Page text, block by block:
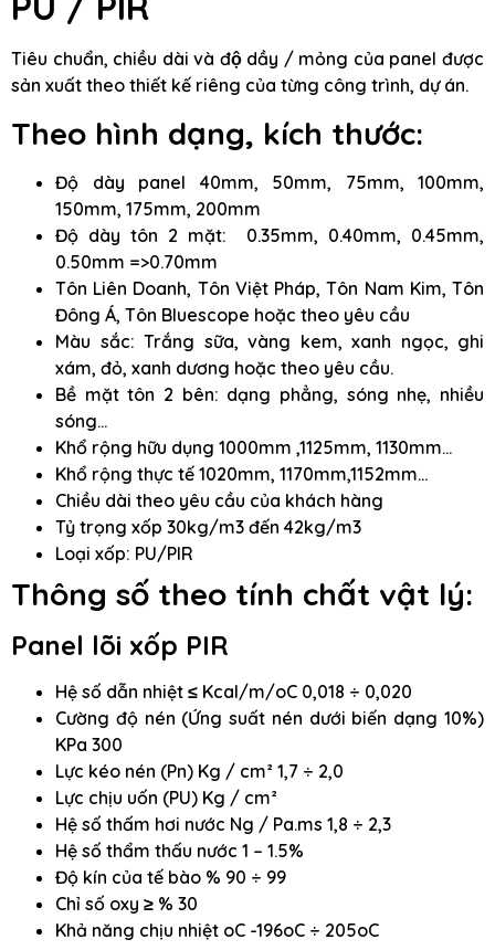
Tiêu chuẩn, chiều dài và độ dầy / mỏng của panel được
sản xuất theo thiết kế riêng của từng công trình, dự án.
Theo hình dạng, kích thước:
Độ dày panel 40mm, 50mm, 75mm, 100mm,
150mm, 175mm, 200mm
Độ dày tôn 2 mặt: 0.35mm, 0.40mm, 0.45mm,
0.50mm =>0.70mm
Tôn Liên Doanh, Tôn Việt Pháp, Tôn Nam Kim, Tôn
Đông Á, Tôn Bluescope hoặc theo yêu cầu
Màu sắc: Trắng sữa, vàng kem, xanh ngọc, ghi
xám, đỏ, xanh dương hoặc theo yêu cầu.
Bề mặt tôn 2 bên: dạng phẳng, sóng nhẹ, nhiều
sóng…
Khổ rộng hữu dụng 1000mm ,1125mm, 1130mm…
Khổ rộng thực tế 1020mm, 1170mm,1152mm…
Chiều dài theo yêu cầu của khách hàng
Tỷ trọng xốp 30kg/m3 đến 42kg/m3
Loại xốp: PU/PIR
Thông số theo tính chất vật lý:
Panel lõi xốp PIR
Hệ số dẫn nhiệt ≤ Kcal/m/oC 0,018 ÷ 0,020
Cường độ nén (Ứng suất nén dưới biến dạng 10%)
KPa 300
Lực kéo nén (Pn) Kg / cm² 1,7 ÷ 2,0
Lực chịu uốn (PU) Kg / cm²
Hệ số thấm hơi nước Ng / Pa.ms 1,8 ÷ 2,3
Hệ số thẩm thấu nước 1 – 1.5%
Độ kín của tế bào % 90 ÷ 99
Chỉ số oxy ≥ % 30
Khả năng chịu nhiệt oC -196oC ÷ 205oC